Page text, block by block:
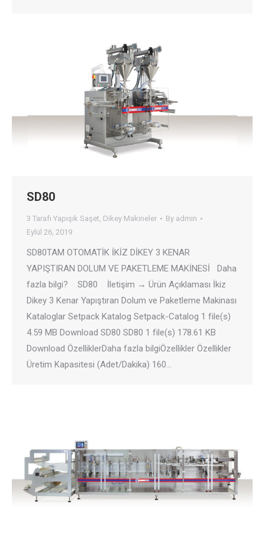
SD80
3 Tarafı Yapışık Saşet, Dikey Makineler By admin
Eylül 26, 2019
SD80TAM OTOMATİK İKİZ DİKEY 3 KENAR
YAPIŞTIRAN DOLUM VE PAKETLEME MAKİNESİ Daha
fazla bilgi? SD80 İletişim → Ürün Açıklaması İkiz
Dikey 3 Kenar Yapıştıran Dolum ve Paketleme Makinası
Kataloglar Setpack Katalog Setpack-Catalog 1 file(s)
4.59 MB Download SD80 SD80 1 file(s) 178.61 KB
Download ÖzelliklerDaha fazla bilgiÖzellikler Özellikler
Üretim Kapasitesi (Adet/Dakika) 160…